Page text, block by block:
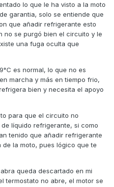
lo que le ha visto a la moto
garantia, solo se entiende que
que añadir refrigerante esto
no se purgó bien el circuito y le
una fuga oculta que
es normal, lo que no es
marcha y más en tiempo frio,
bien y necesita el apoyo
para que el circuito no
líquido refrigerante, si como
tenido que añadir refrigerante
de la moto, pues lógico que te
queda descartado en mi
termostato no abre, el motor se